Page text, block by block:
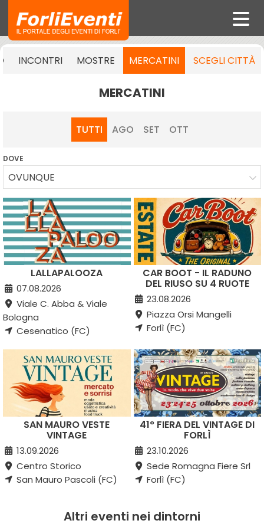
INCONTRI MOSTRE MERCATINI SCEGLI CITTÀ
MERCATINI
TUTTI AGO SET OTT
DOVE
OVUNQUE
LALLAPALOOZA
07.08.2026
Viale C. Abba & Viale
Bologna
Cesenatico (FC)
CAR BOOT - IL RADUNO
DEL RIUSO SU 4 RUOTE
23.08.2026
Piazza Orsi Mangelli
Forlì (FC)
SAN MAURO VESTE
VINTAGE
13.09.2026
Centro Storico
San Mauro Pascoli (FC)
41° FIERA DEL VINTAGE DI
FORLÌ
23.10.2026
Sede Romagna Fiere Srl
Forlì (FC)
Altri eventi nei dintorni